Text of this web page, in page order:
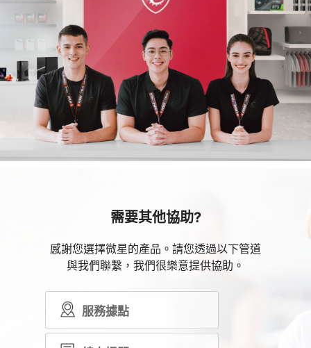
需要其他協助?
感謝您選擇微星的產品。請您透過以下管道
與我們聯繫，我們很樂意提供協助。
服務據點